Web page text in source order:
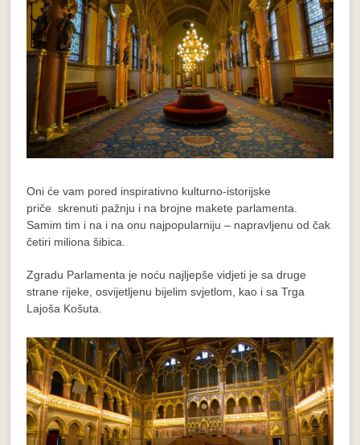
Oni će vam pored inspirativno kulturno-istorijske
priče skrenuti pažnju i na brojne makete parlamenta.
Samim tim i na i na onu najpopularniju – napravljenu od čak
četiri miliona šibica.
Zgradu Parlamenta je noću najljepše vidjeti je sa druge
strane rijeke, osvijetljenu bijelim svjetlom, kao i sa Trga
Lajoša Košuta.